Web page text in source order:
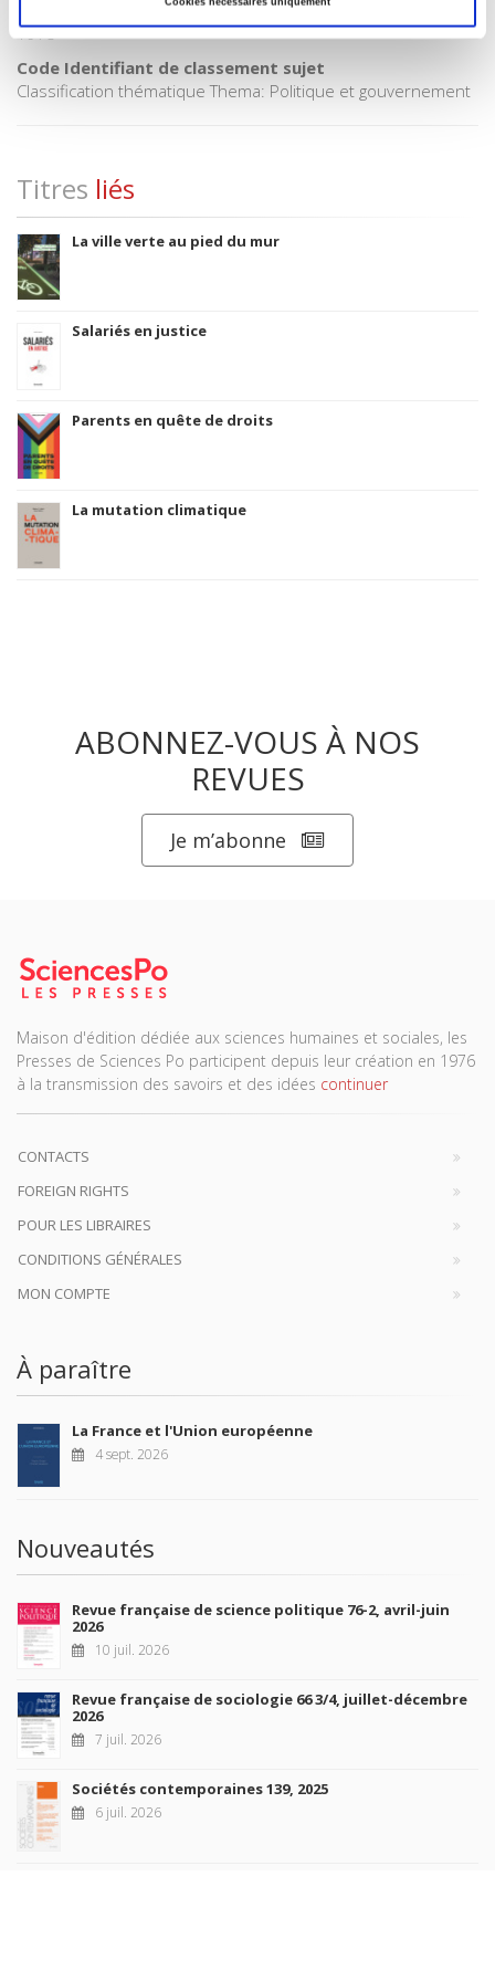
Date de première publication du titre
1975
Code Identifiant de classement sujet
Classification thématique Thema: Politique et gouvernement
Titres liés
La ville verte au pied du mur
Salariés en justice
Parents en quête de droits
La mutation climatique
ABONNEZ-VOUS À NOS
REVUES
Je m’abonne
Maison d'édition dédiée aux sciences humaines et sociales, les
Presses de Sciences Po participent depuis leur création en 1976
à la transmission des savoirs et des idées continuer
CONTACTS
FOREIGN RIGHTS
POUR LES LIBRAIRES
CONDITIONS GÉNÉRALES
MON COMPTE
À paraître
La France et l'Union européenne
4 sept. 2026
Nouveautés
Revue française de science politique 76-2, avril-juin
2026
10 juil. 2026
Revue française de sociologie 66 3/4, juillet-décembre
2026
7 juil. 2026
Sociétés contemporaines 139, 2025
6 juil. 2026